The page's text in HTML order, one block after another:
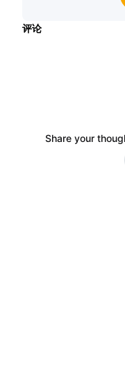
评论
Share your